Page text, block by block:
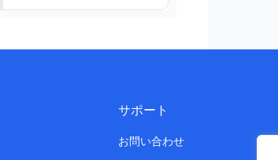
サポート
お問い合わせ